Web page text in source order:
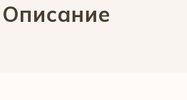
Описание